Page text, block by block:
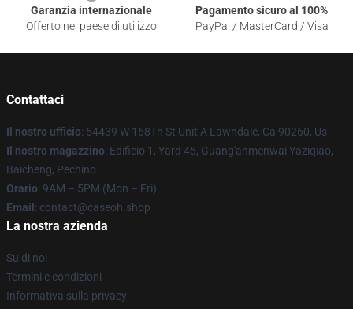
Garanzia internazionale
Offerto nel paese di utilizzo
Pagamento sicuro al 100%
PayPal / MasterCard / Visa
Contattaci
Il nostro ufficio: 54439 W 168Th St Unit A Lawndale, Ca 90260, Us
Il nostro magazzino: Edificio 1, Yard 45, Guang'anmenwai Yaziqiao,
Baicheng, Pechino
Orario: 9AM – 5PM (Mon – Fri)
Email : contact@caseoh.shop
La nostra azienda
Su di noi
Termini e condizioni
Informativa sulla privacy